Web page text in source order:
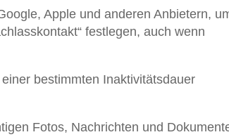
Apple und anderen Anbietern,
festlegen, auch wenn
bestimmten Inaktivitätsdauer
Fotos, Nachrichten und